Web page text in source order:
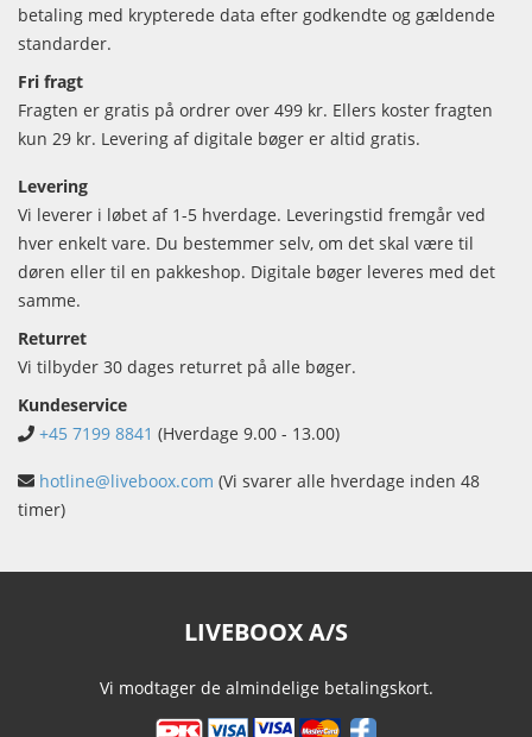
betaling med krypterede data efter godkendte og gældende
standarder.
Fri fragt
Fragten er gratis på ordrer over 499 kr. Ellers koster fragten
kun 29 kr. Levering af digitale bøger er altid gratis.
Levering
Vi leverer i løbet af 1-5 hverdage. Leveringstid fremgår ved
hver enkelt vare. Du bestemmer selv, om det skal være til
døren eller til en pakkeshop. Digitale bøger leveres med det
samme.
Returret
Vi tilbyder 30 dages returret på alle bøger.
Kundeservice
+45 7199 8841 (Hverdage 9.00 - 13.00)
hotline@liveboox.com (Vi svarer alle hverdage inden 48
timer)
LIVEBOOX A/S
Vi modtager de almindelige betalingskort.